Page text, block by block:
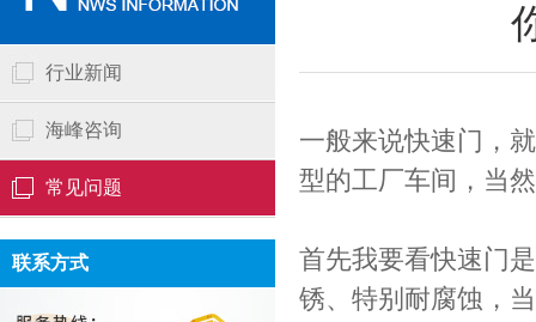
行业新闻
海峰咨询
常见问题
联系方式
一般来说快速门，
型的工厂车间，当
首先我要看快速门
锈、特别耐腐蚀，